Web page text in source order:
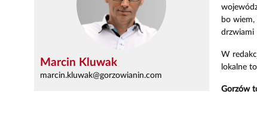
Marcin Kluwak
marcin.kluwak@gorzowianin.com
bo wiem,
drzwiami
W
lokalne
Gorzów